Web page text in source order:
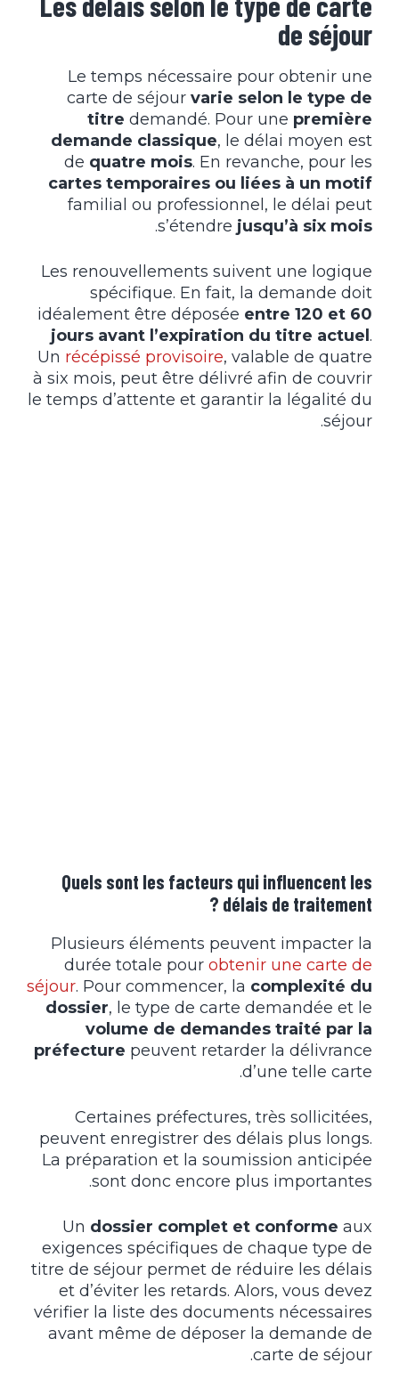
de séjour
Le temps nécessaire pour obtenir une
carte de séjour varie selon le type de
titre demandé. Pour une première
demande classique, le délai moyen est
de quatre mois. En revanche, pour les
cartes temporaires ou liées à un motif
familial ou professionnel, le délai peut
s’étendre jusqu’à six mois
.
Les renouvellements suivent une logique
spécifique. En fait, la demande doit
idéalement être déposée entre 120 et 60
jours avant l’expiration du titre actuel .
Un récépissé provisoire, valable de quatre
à six mois, peut être délivré afin de couvrir
le temps d’attente et garantir la légalité du
séjour.
Quels sont les facteurs qui influencent les
délais de traitement ?
Plusieurs éléments peuvent impacter la
durée totale pour obtenir une carte de
séjour. Pour commencer, la complexité du
dossier, le type de carte demandée et le
volume de demandes traité par la
préfecture peuvent retarder la délivrance
d’une telle carte.
Certaines préfectures, très sollicitées,
peuvent enregistrer des délais plus longs.
La préparation et la soumission anticipée
sont donc encore plus importantes.
Un dossier complet et conforme aux
exigences spécifiques de chaque type de
titre de séjour permet de réduire les délais
et d’éviter les retards. Alors, vous devez
vérifier la liste des documents nécessaires
avant même de déposer la demande de
carte de séjour.